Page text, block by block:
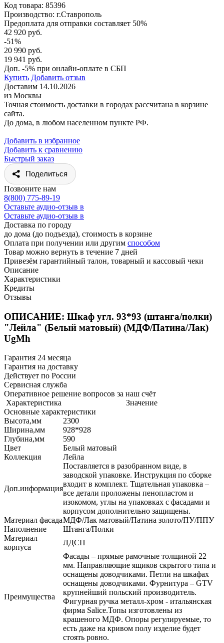
Код товара: 85396
Производство: г.Ставрополь
Предоплата для отправки составляет 50%
42 920 руб.
-51%
20 990 руб.
19 941 руб.
Доп. -5% при онлайн-оплате в СБП
Купить Добавить отзыв
Доставим 14.10.2026
из Москвы
Точная стоимость доставки в городах рассчитана в корзине
сайта.
До дома, в любом населенном пункте РФ.
Добавить в избранное
Добавить к сравнению
Быстрый заказ
Поделиться
Позвоните нам
8(800) 775-89-19
Оставьте аудио-отзыв в
Оставьте аудио-отзыв в
Доставка по городу
до дома (до подъезда), стоимость в корзине
Оплата при получении или другим способом
Товар можно вернуть в течение 7 дней
Привезём гарантийный талон, товарный и кассовый чеки
Описание
Характеристики
Кредиты
Отзывы
ОПИСАНИЕ: Шкаф угл. 93*93 (штанга/полки)
"Лейла" (Белый матовый) (МДФ/Патина/Лак)
UgMh
Гарантия 24 месяца
Гарантия на доставку
Действует по России
Сервисная служба
Оперативное решение вопросов за наш счёт
Характеристика
Значение
Основные характеристики
Высота,мм
2300
Ширина,мм
928*928
Глубина,мм
590
Цвет
Белый матовый
Коллекция
Лейла
Доп.информация
Поставляется в разобранном виде, в
заводской упаковке. Инструкция по сборке
входит в комплект. Тщательная упаковка –
все детали проложены пенопластом и
изокомом, углы на упаковках с фасадами и
корпусом дополнительно защищены.
Материал фасадаМДФ/Лак матовый/Патина золото/ПУ/ППУ
Наполнение
Штанга/Полки
Материал
корпуса
ЛДСП
Преимущества
Фасады – прямые рамочные толщиной 22
мм. Направляющие ящиков скрытого типа и
оснащены доводчиками. Петли на шкафах
оснащены доводчиками. Фурнитура – GTV
крупнейший польский производитель.
Фигурная ручка металл-хром - итальянская
фирма Salice.Топы изготовлены из
крашеного МДФ. Опоры регулируемые, то
есть даже на кривом полу изделие будет
стоять ровно.